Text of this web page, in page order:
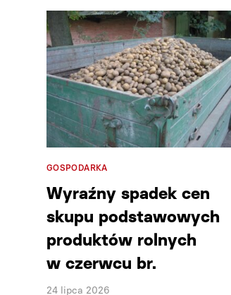
GOSPODARKA
Wyraźny spadek cen
skupu podstawowych
produktów rolnych
w czerwcu br.
24 lipca 2026